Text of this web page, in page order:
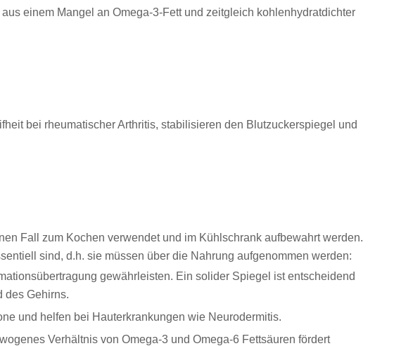
einem Mangel an Omega-3-Fett und zeitgleich kohlenhydratdichter
bei rheumatischer Arthritis, stabilisieren den Blutzuckerspiegel und
Fall zum Kochen verwendet und im Kühlschrank aufbewahrt werden.
sind, d.h. sie müssen über die Nahrung aufgenommen werden:
gewährleisten. Ein solider Spiegel ist entscheidend
des Gehirns.
und helfen bei Hauterkrankungen wie Neurodermitis.
Verhältnis von Omega-3 und Omega-6 Fettsäuren fördert